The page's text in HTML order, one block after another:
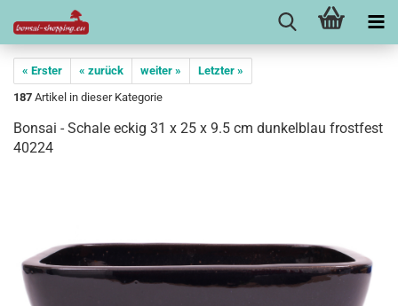
« Erster « zurück weiter »
Letzter »
187 Artikel in dieser Kategorie
Bonsai - Schale eckig 31 x 25 x 9.5 cm dunkelblau frostfest
40224